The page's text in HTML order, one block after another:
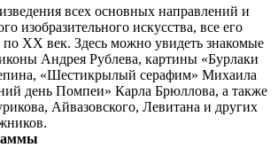
всех основных направлений и
изобразительного искусства, все его
XX век. Здесь можно увидеть знакомые
Андрея Рублева, картины «Бурлаки
«Шестикрылый серафим» Михаила
день Помпеи» Карла Брюллова, а также
Айвазовского, Левитана и других